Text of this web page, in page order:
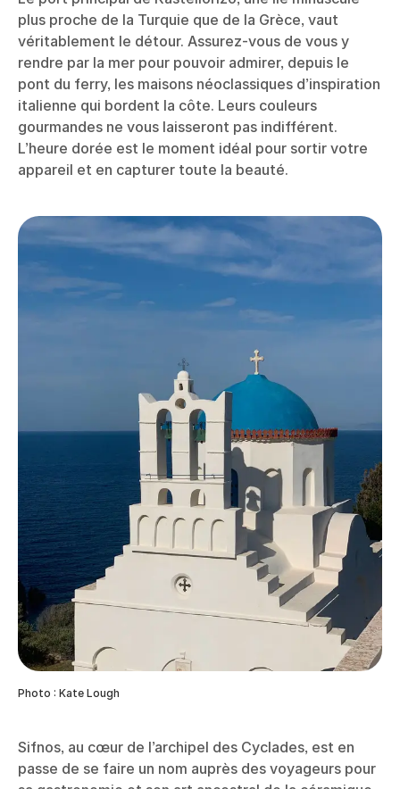
plus proche de la Turquie que de la Grèce, vaut
véritablement le détour. Assurez-vous de vous y
rendre par la mer pour pouvoir admirer, depuis le
pont du ferry, les maisons néoclassiques d’inspiration
italienne qui bordent la côte. Leurs couleurs
gourmandes ne vous laisseront pas indifférent.
L’heure dorée est le moment idéal pour sortir votre
appareil et en capturer toute la beauté.
Photo : Kate Lough
Sifnos, au cœur de l’archipel des Cyclades, est en
passe de se faire un nom auprès des voyageurs pour